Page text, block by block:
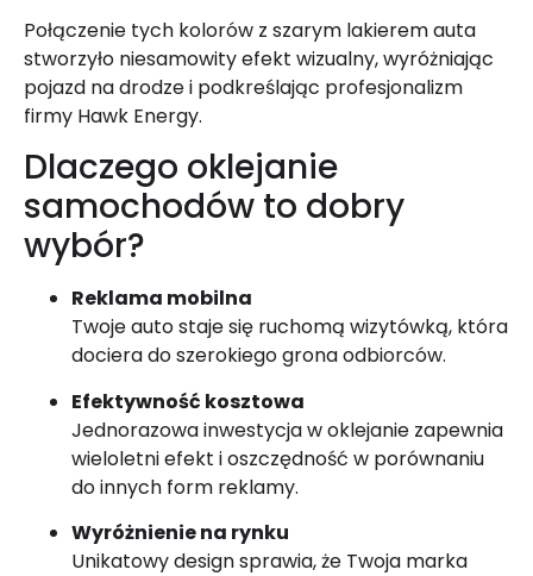
Połączenie tych kolorów z szarym lakierem auta
stworzyło niesamowity efekt wizualny, wyróżniając
pojazd na drodze i podkreślając profesjonalizm
firmy Hawk Energy.
Dlaczego oklejanie
samochodów to dobry
wybór?
Reklama mobilna
Twoje auto staje się ruchomą wizytówką, która
dociera do szerokiego grona odbiorców.
Efektywność kosztowa
Jednorazowa inwestycja w oklejanie zapewnia
wieloletni efekt i oszczędność w porównaniu
do innych form reklamy.
Wyróżnienie na rynku
Unikatowy design sprawia, że Twoja marka